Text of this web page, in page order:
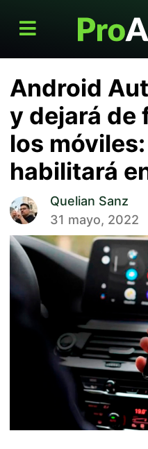
Android
y dejará de
los
habilitará
Quelian Sanz
31 mayo, 2022